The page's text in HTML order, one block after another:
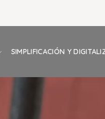
SIMPLIFICACIÓN Y